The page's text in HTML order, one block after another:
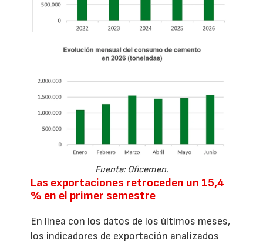
Fuente: Oficemen.
Las exportaciones retroceden un 15,4
% en el primer semestre
En línea con los datos de los últimos meses,
los indicadores de exportación analizados